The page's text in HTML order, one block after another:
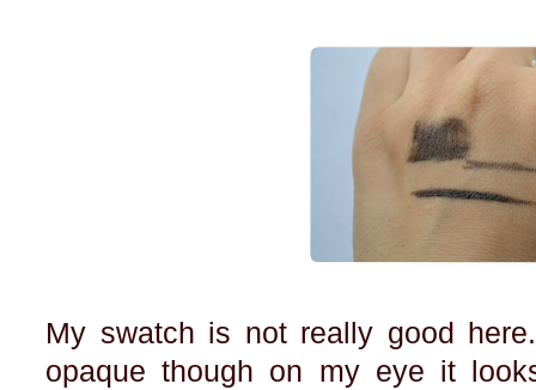
My swatch is not really good
opaque though on my eye it